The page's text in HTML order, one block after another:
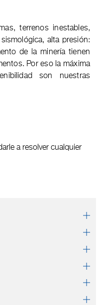
terrenos inestables,
alta presión:
de la minería tienen
Por eso la máxima
son nuestras
a resolver cualquier